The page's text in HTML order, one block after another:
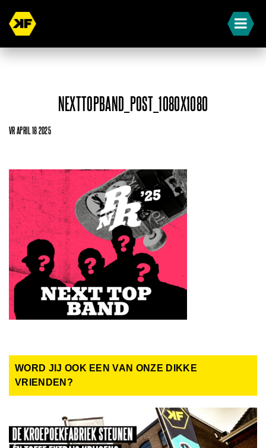
NEXTTOPBAND_POST_1080X1080
VR APRIL 18 2025
WORD JIJ OOK EEN VAN ONZE DIKKE
VRIENDEN?